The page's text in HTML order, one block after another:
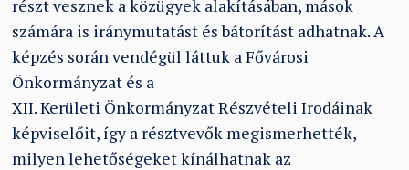
részt vesznek a közügyek alakításában, mások
számára is iránymutatást és bátorítást adhatnak. A
képzés során vendégül láttuk a Fővárosi
Önkormányzat és a
XII. Kerületi Önkormányzat Részvételi Irodáinak
képviselőit, így a résztvevők megismerhették,
milyen lehetőségeket kínálhatnak az